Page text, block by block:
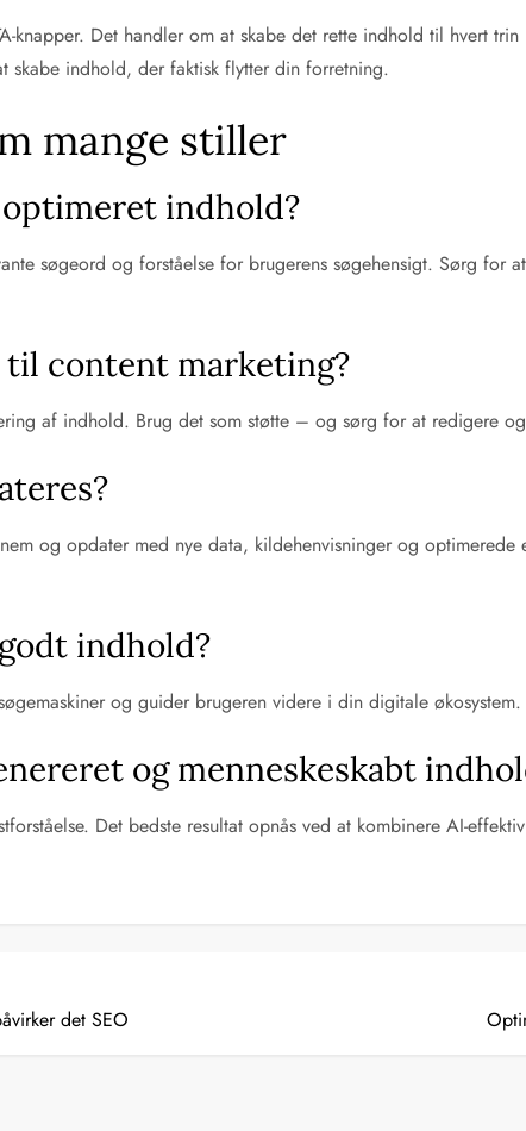
knapper. Det handler om at skabe det rette indhold til hvert
skabe indhold, der faktisk flytter din forretning.
mange stiller
indhold?
søgeord og forståelse for brugerens søgehensigt. Sørg for
til content marketing?
af indhold. Brug det som støtte – og sørg for at redigere
og opdater med nye data, kildehenvisninger og
indhold?
og guider brugeren videre i din digitale
og menneskeskabt
Det bedste resultat opnås ved at kombinere AI-
det SEO